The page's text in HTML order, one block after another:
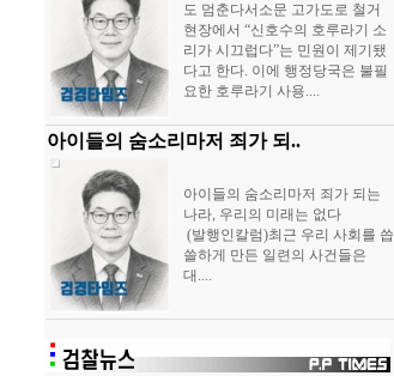
도 멈춘다서소문 고가도로 철거
현장에서 “신호수의 호루라기 소
리가 시끄럽다”는 민원이 제기됐
다고 한다. 이에 행정당국은 불필
요한 호루라기 사용....
아이들의 숨소리마저 죄가 되..
아이들의 숨소리마저 죄가 되는
나라, 우리의 미래는 없다
(발행인칼럼)최근 우리 사회를 씁
쓸하게 만든 일련의 사건들은
대....